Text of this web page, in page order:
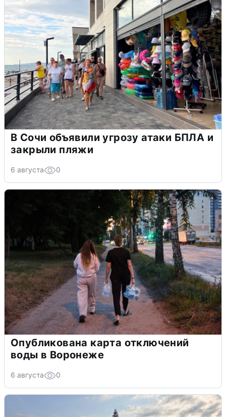
В Сочи объявили угрозу атаки БПЛА и
закрыли пляжи
6 августа 0
Опубликована карта отключений
воды в Воронеже
6 августа 0